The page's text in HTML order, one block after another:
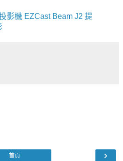
影機 EZCast Beam J2 提
›
首頁